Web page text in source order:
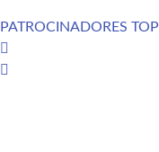
PATROCINADORES TOP